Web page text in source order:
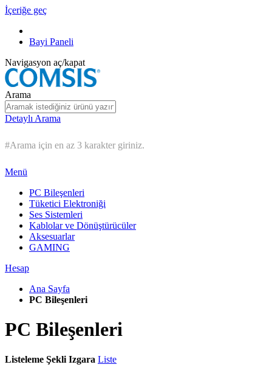
İçeriğe geç
Bayi Paneli
Navigasyon aç/kapat
Arama
Detaylı Arama
#Arama için en az 3 karakter giriniz.
Menü
PC Bileşenleri
Tüketici Elektroniği
Ses Sistemleri
Kablolar ve Dönüştürücüler
Aksesuarlar
GAMING
Hesap
Ana Sayfa
PC Bileşenleri
PC Bileşenleri
Listeleme Şekli Izgara Liste